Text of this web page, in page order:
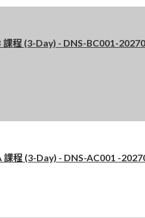
程 (3-Day) - DNS-BC001-
程 (3-Day) - DNS-AC001 -